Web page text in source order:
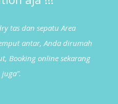
tas dan sepatu Area
antar, Anda dirumah
Booking online sekarang
juga”.